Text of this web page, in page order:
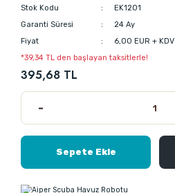
Stok Kodu
EK1201
Garanti Süresi
24 Ay
Fiyat
6,00 EUR + KDV
*39,34 TL den başlayan taksitlerle!
395,68 TL
Sepete Ekle